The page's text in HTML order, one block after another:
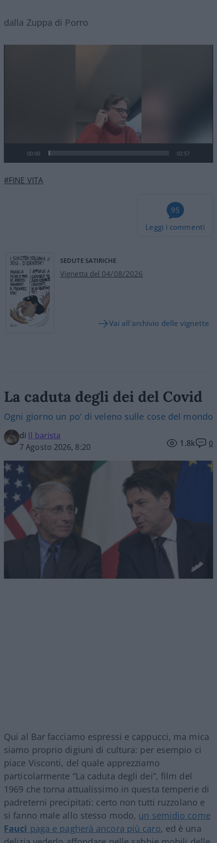
dalla Zuppa di Porro
00:00 02:57
#FINE VITA
95
Leggi i commenti
SEDUTE SATIRICHE
Vignetta del 04/08/2026
Vai all'archivio delle vignette
La caduta degli dei del Covid
Ogni giorno un po' di veleno sulle cose del mondo
di Il barista
7 Agosto 2026, 8:20
1.8k 0
Qui al Bar facciamo espressi e cappucci, ma mica
siamo proprio digiuni di cultura: per esempio ci
piace Visconti, del quale apprezziamo
particolarmente “La caduta degli dei”, film del
1969 che torna attualissimo in questa temperie di
padreterni precipitati: certo non tutti ruzzolano e
si fanno male allo stesso modo, un semidio come
Fauci paga e pagherà ancora più caro, ed è una